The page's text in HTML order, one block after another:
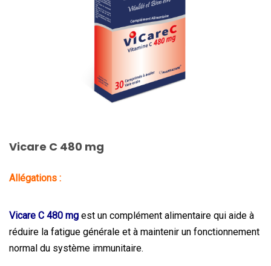
Vicare C 480 mg
Allégations :
Vicare C 480 mg est un complément alimentaire qui aide à
réduire la fatigue générale et à maintenir un fonctionnement
normal du système immunitaire.